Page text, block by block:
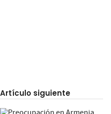
Artículo siguiente